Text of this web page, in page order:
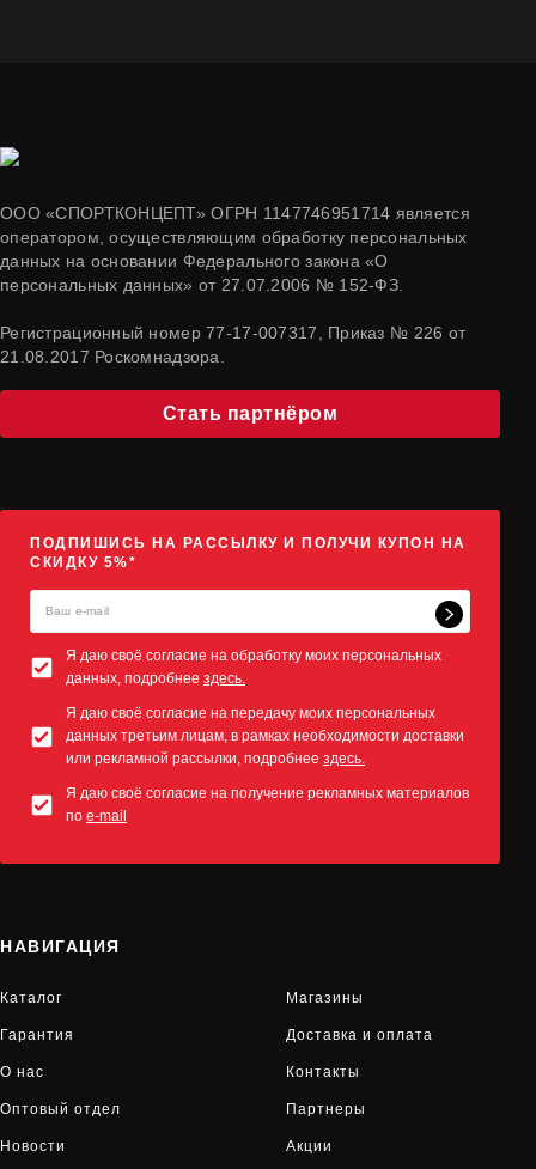
ООО «СПОРТКОНЦЕПТ» ОГРН 1147746951714 является
оператором, осуществляющим обработку персональных
данных на основании Федерального закона «О
персональных данных» от 27.07.2006 № 152-ФЗ.
Регистрационный номер 77-17-007317, Приказ № 226 от
21.08.2017 Роскомнадзора.
Стать партнёром
ПОДПИШИСЬ НА РАССЫЛКУ И ПОЛУЧИ КУПОН НА
СКИДКУ 5%*
Я даю своё согласие на обработку моих персональных
данных, подробнее здесь.
Я даю своё согласие на передачу моих персональных
данных третьим лицам, в рамках необходимости доставки
или рекламной рассылки, подробнее здесь.
Я даю своё согласие на получение рекламных материалов
по e-mail
НАВИГАЦИЯ
Каталог Магазины
Гарантия Доставка и оплата
О нас Контакты
Оптовый отдел Партнеры
Новости Акции